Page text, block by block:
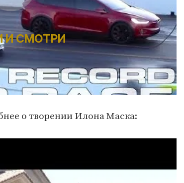
СМОТРИ
о творении Илона Маска: